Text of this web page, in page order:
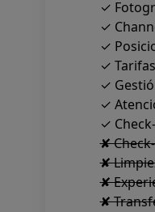
✓
✓
✓
✓ Tarifas
✓
✓
✓
✘
✘
✘
✘